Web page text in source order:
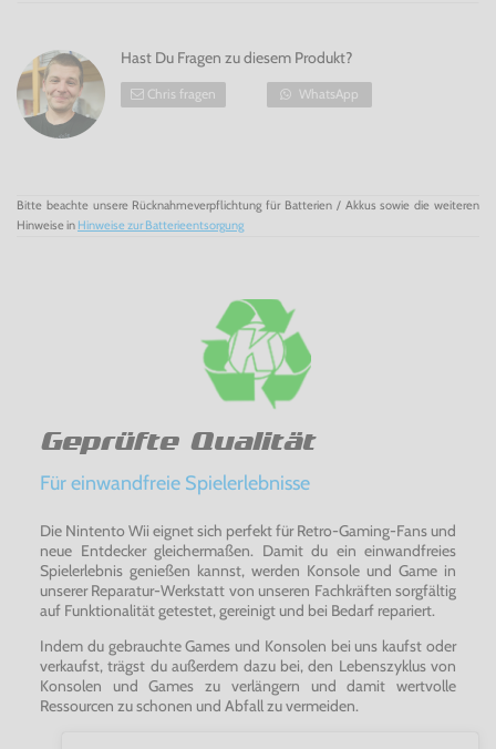
Hast Du Fragen zu diesem Produkt?
Chris fragen WhatsApp
Bitte beachte unsere Rücknahmeverpflichtung für Batterien / Akkus sowie die weiteren
Hinweise in Hinweise zur Batterieentsorgung
Geprüfte Qualität
Für einwandfreie Spielerlebnisse
Die Nintento Wii eignet sich perfekt für Retro-Gaming-Fans und
neue Entdecker gleichermaßen. Damit du ein einwandfreies
Spielerlebnis genießen kannst, werden Konsole und Game in
unserer Reparatur-Werkstatt von unseren Fachkräften sorgfältig
auf Funktionalität getestet, gereinigt und bei Bedarf repariert.
Indem du gebrauchte Games und Konsolen bei uns kaufst oder
verkaufst, trägst du außerdem dazu bei, den Lebenszyklus von
Konsolen und Games zu verlängern und damit wertvolle
Ressourcen zu schonen und Abfall zu vermeiden.